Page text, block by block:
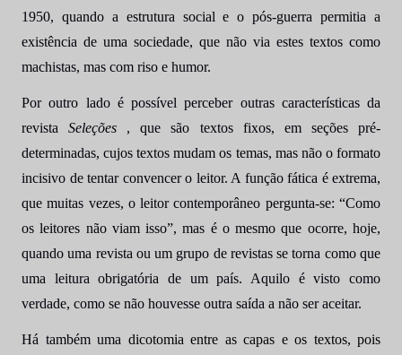
1950, quando a estrutura social e o pós-guerra permitia a
existência de uma sociedade, que não via estes textos como
machistas, mas com riso e humor.
Por outro lado é possível perceber outras características da
revistaSeleções , que são textos fixos, em seções pré-
determinadas, cujos textos mudam os temas, mas não o formato
incisivo de tentar convencer o leitor. A função fática é extrema,
que muitas vezes, o leitor contemporâneo pergunta-se: “Como
os leitores não viam isso”, mas é o mesmo que ocorre, hoje,
quando uma revista ou um grupo de revistas se torna como que
uma leitura obrigatória de um país. Aquilo é visto como
verdade, como se não houvesse outra saída a não ser aceitar.
Há também uma dicotomia entre as capas e os textos, pois